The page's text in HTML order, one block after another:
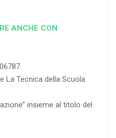
ANCHE CON
La Tecnica della Scuola
insieme al titolo del